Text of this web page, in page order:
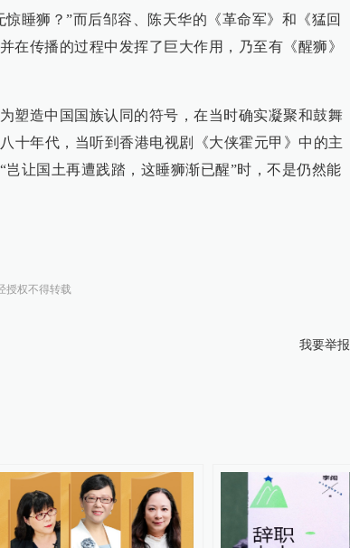
睡狮？”而后邹容、陈天华的《革命军》和《猛回
在传播的过程中发挥了巨大作用，乃至有《醒狮》
塑造中国国族认同的符号，在当时确实凝聚和鼓舞
十年代，当听到香港电视剧《大侠霍元甲》中的主
让国土再遭践踏，这睡狮渐已醒”时，不是仍然能
授权不得转载
我要举报